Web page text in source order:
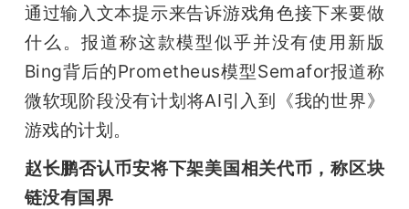
通过输入文本提示来告诉游戏角色接下来要做
什么。报道称这款模型似乎并没有使用新版
Bing背后的Prometheus模型Semafor报道称
微软现阶段没有计划将AI引入到《我的世界》
游戏的计划。
赵长鹏否认币安将下架美国相关代币，称区块
链没有国界